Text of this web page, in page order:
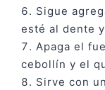
Sigue
esté al dente
Apaga el
cebollín y el
Sirve con